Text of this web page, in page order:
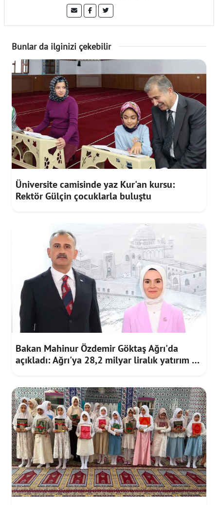
Bunlar da ilginizi çekebilir
Üniversite camisinde yaz Kur'an kursu:
Rektör Gülçin çocuklarla buluştu
Bakan Mahinur Özdemir Göktaş Ağrı'da
açıkladı: Ağrı'ya 28,2 milyar liralık yatırım ve